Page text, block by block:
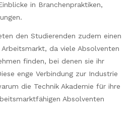
in Branchenpraktiken,
den Studierenden zudem einen
da viele Absolventen
finden, bei denen sie ihr
enge Verbindung zur Industrie
die Technik Akademie für ihre
Absolventen